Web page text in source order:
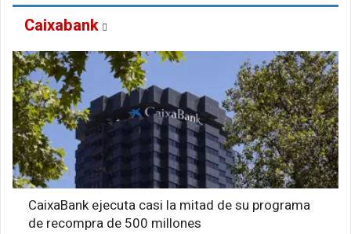
Caixabank
CaixaBank ejecuta casi la mitad de su programa
de recompra de 500 millones